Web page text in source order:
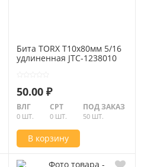
Бита TORX Т10х80мм 5/16
удлиненная JTC-1238010
50.00 ₽
ВЛГ
0 ШТ.
СРТ
0 ШТ.
ПОД ЗАКАЗ
50 ШТ.
В корзину